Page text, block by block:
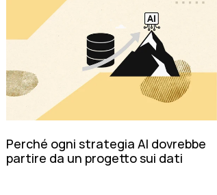
Perché ogni strategia AI dovrebbe
partire da un progetto sui dati